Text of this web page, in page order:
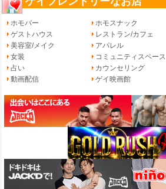
ホモバー ホモスナック
ゲストハウス
レストラン/カフェ
美容室/メイク
アパレル
女装
コミュニティスペース
占い
カウンセリング
動画配信
ゲイ映画館